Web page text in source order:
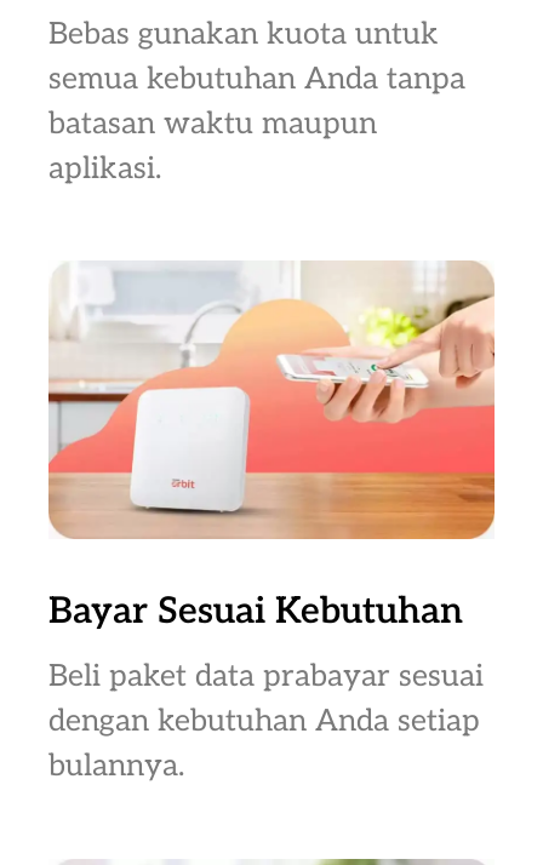
Bebas gunakan kuota untuk
semua kebutuhan Anda tanpa
batasan waktu maupun
aplikasi.
Bayar Sesuai Kebutuhan
Beli paket data prabayar sesuai
dengan kebutuhan Anda setiap
bulannya.